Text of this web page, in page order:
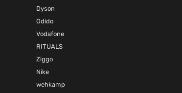
Dyson
Odido
Vodafone
RITUALS
Ziggo
Nike
wehkamp